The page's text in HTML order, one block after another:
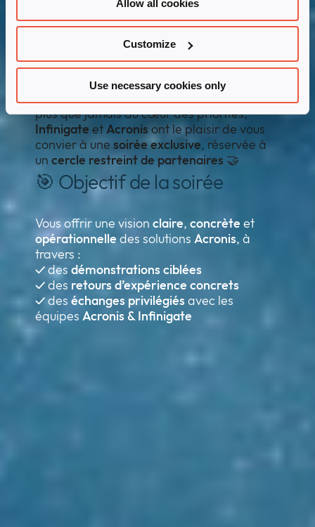
Allow all cookies
Customize
Use necessary cookies only
données : des enjeux
stratégiques
Dans un contexte où lasécurité, la
résilienceet lacontinuité d’activitésont
plus que jamais au cœur des priorités,
Infinigate etAcronisont le plaisir de vous
convier à une soirée exclusive, réservée à
un cercle restreint de partenaires 🤝
🎯 Objectif de la soirée
Vous offrir une vision claire, concrète et
opérationnelledes solutions Acronis, à
travers :
✓des démonstrations ciblées
✓des retours d’expérience concrets
✓des échanges privilégiésavec les
équipes Acronis & Infinigate